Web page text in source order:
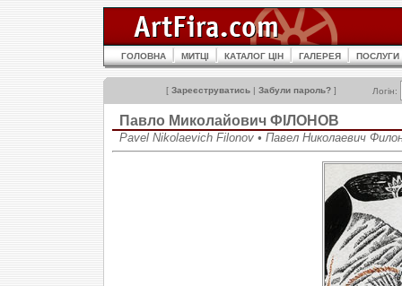
ГОЛОВНА МИТЦІ КАТАЛОГ ЦІН ГАЛЕРЕЯ ПОСЛУГИ
[ Зареєструватись | Забули пароль? ] Логін:
Павло Миколайович ФІЛОНОВ
Pavel Nikolaevich Filonov • Павел Николаевич